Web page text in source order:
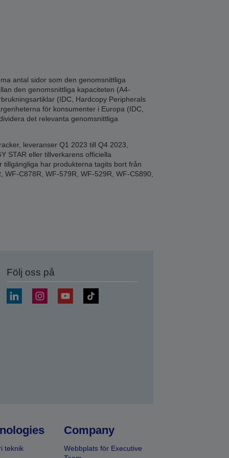
antal sidor som den genomsnittliga
den genomsnittliga kapaciteten (A4-
(IDC, Hardcopy Peripherals
för konsumenter i Europa (IDC,
det relevanta genomsnittliga
leveranser Q1 2023 till Q4 2023,
STAR eller tillverkarens officiella
har produkterna tagits bort från
C878R, WF-579R, WF-529R, WF-C5890,
Följ oss på
teknik
Company
Webbplats för Executive